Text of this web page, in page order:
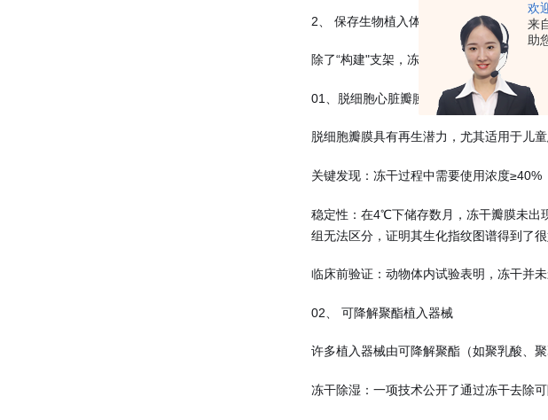
欢
来
助
2、 保存生物植入体
除了“构建"支架，冻干技术还能“保存"天然
01、脱细胞心脏瓣膜
脱细胞瓣膜具有再生潜力，尤其适用于儿
关键发现：冻干过程中需要使用浓度≥40%
稳定性：在4℃下储存数月，冻干瓣膜未出
组无法区分，证明其生化指纹图谱得到了很
临床前验证：动物体内试验表明，冻干并
02、 可降解聚酯植入器械
许多植入器械由可降解聚酯（如聚乳酸、
冻干除湿：一项技术公开了通过冻干去除